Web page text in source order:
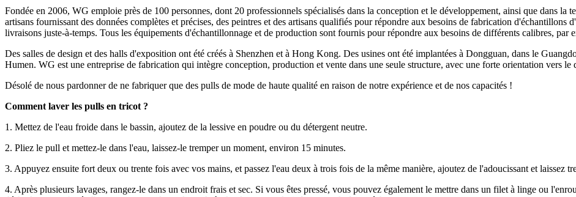
Fondée en 2006, WG emploie près de 100 personnes, dont 20 professionnels spécialisés dans la conception et le développement, ainsi que dans la
artisans fournissant des données complètes et précises, des peintres et des artisans qualifiés pour répondre aux besoins de fabrication d'échantillons
livraisons juste-à-temps. Tous les équipements d'échantillonnage et de production sont fournis pour répondre aux besoins de différents calibres,
Des salles de design et des halls d'exposition ont été créés à Shenzhen et à Hong Kong. Des usines ont été implantées à Dongguan, dans le
Humen. WG est une entreprise de fabrication qui intègre conception, production et vente dans une seule structure, avec une forte orientation vers le
Désolé de nous pardonner de ne fabriquer que des pulls de mode de haute qualité en raison de notre expérience et de nos capacités !
Comment laver les pulls en tricot ?
1. Mettez de l'eau froide dans le bassin, ajoutez de la lessive en poudre ou du détergent neutre.
2. Pliez le pull et mettez-le dans l'eau, laissez-le tremper un moment, environ 15 minutes.
3. Appuyez ensuite fort deux ou trente fois avec vos mains, et passez l'eau deux à trois fois de la même manière, ajoutez de l'adoucissant et laissez
4. Après plusieurs lavages, rangez-le dans un endroit frais et sec. Si vous êtes pressé, vous pouvez également le mettre dans un filet à linge ou